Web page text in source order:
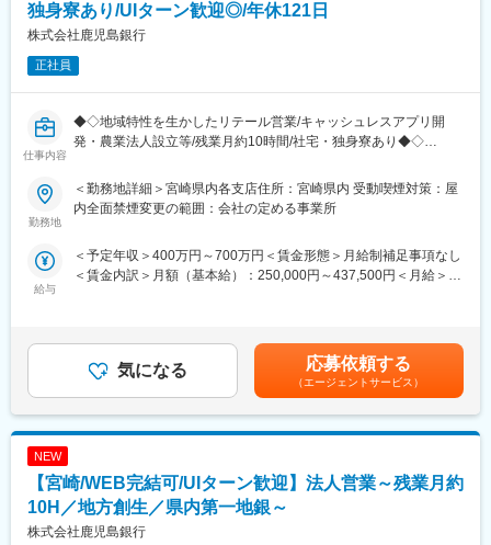
独身寮あり/UIターン歓迎◎/年休121日
株式会社鹿児島銀行
正社員
仕事内容
◆◇地域特性を生かしたリテール営業/キャッシュレスアプリ開
発・農業法人設立等/残業月約10時間/社宅・独身寮あり◆◇
■職務内容：
個人のお客様に対する資産運用や金融商品の提案を行います。1日
店ごとに決められています。
タルサポートを行います。また、「考動」を重んじ、まずやって
みるという考えを持って業務に取り組むことが奨励されています
◎
■キャリアパス：
が選択可能です
・専門性の高い業務やプロジェクトに携わる機会が多く、自己成
長を目指せる環境です
・各種手当の拡充や新設により、安定した生活をサポートします
勤務地
＜勤務地詳細＞宮崎県内各支店住所：宮崎県内 受動喫煙対策：屋
内全面禁煙変更の範囲：会社の定める事業所
給与
＜予定年収＞400万円～700万円＜賃金形態＞月給制補足事項なし
＜賃金内訳＞月額（基本給）：250,000円～437,500円＜月給＞
万円（35歳／勤続10年）、800万円（45歳／勤続20年）記載金額
は選考を通じて上下する可能性があります。月給(月額)は固定手当
を含みます。
気になる 応募依頼する
（エージェントサービス）
NEW
【宮崎/WEB完結可/UIターン歓迎】法人営業～残業月約
10H／地方創生／県内第一地銀～
株式会社鹿児島銀行